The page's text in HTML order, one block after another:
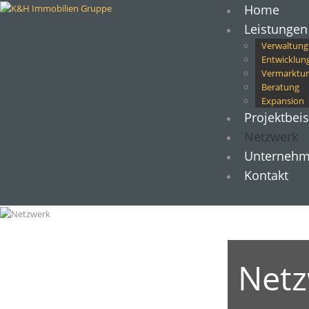
Home
Leistungen
Verwaltung
Beratung
Expansion
Netzwerk
Kontakt